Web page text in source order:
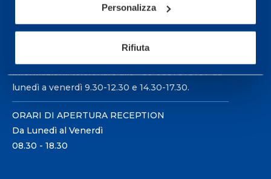
Personalizza
Rifiuta
Sport Service Mapei S.r.l. - Via Busto Fagnano 38,
21057 Olgiate Olona (Varese) Italia.
informazioni: telefonare allo +39 0331 575757 da
lunedì a venerdì 9.30-12.30 e 14.30-17.30.
ORARI DI APERTURA RECEPTION
Da Lunedì al Venerdì
08.30 - 18.30